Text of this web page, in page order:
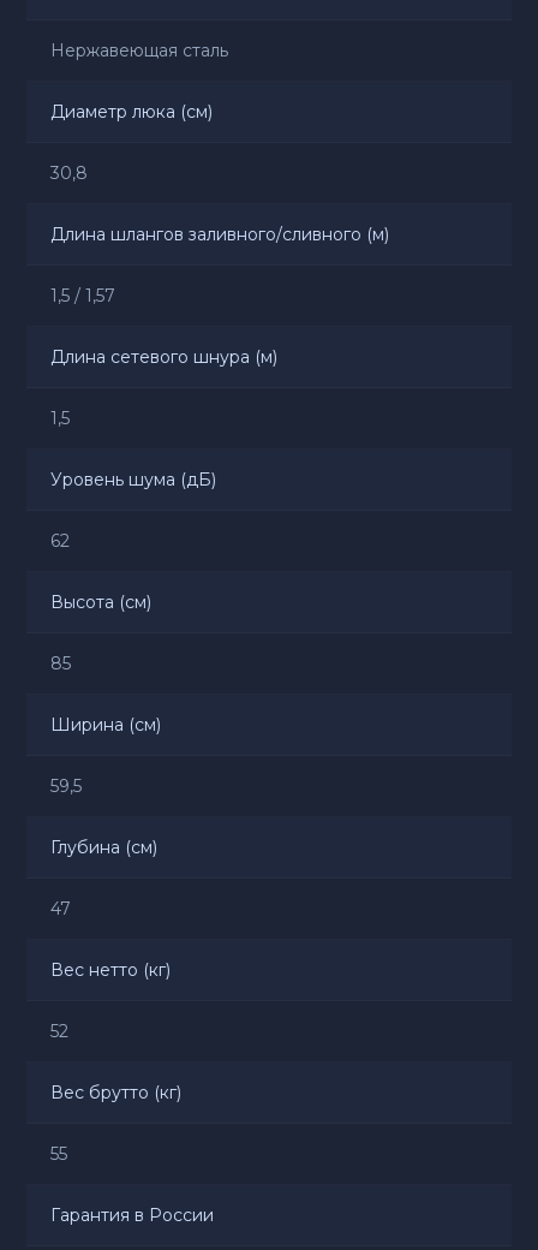
Нержавеющая сталь
Диаметр люка (см)
30,8
Длина шлангов заливного/сливного (м)
1,5 / 1,57
Длина сетевого шнура (м)
1,5
Уровень шума (дБ)
62
Высота (см)
85
Ширина (см)
59,5
Глубина (см)
47
Вес нетто (кг)
52
Вес брутто (кг)
55
Гарантия в России